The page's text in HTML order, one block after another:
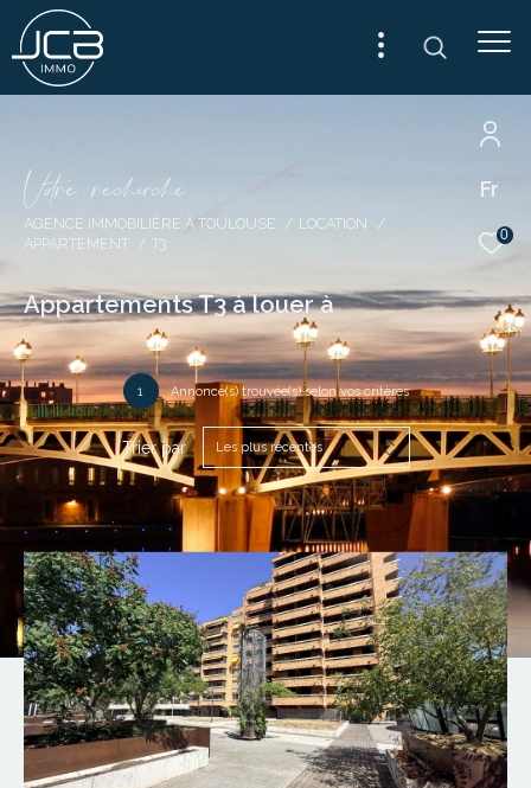
Fr
0
Vore recece
AGENCE IMMOBILIÈRE À TOULOUSE
LOCATION
APPARTEMENT
T3
Appartements T3 à louer à
1 Annonce(s) trouvée(s) selon vos critères
Trier par Les plus récentes